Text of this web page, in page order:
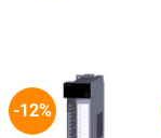
-12%